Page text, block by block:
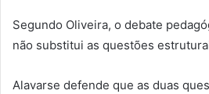
Segundo Oliveira, o debate
não substitui as questões
Alavarse defende que as duas